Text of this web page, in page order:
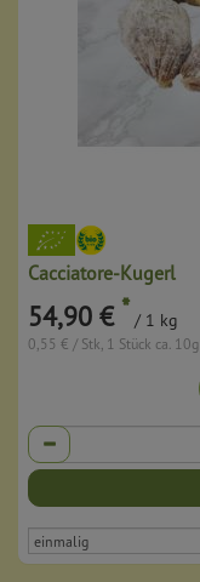
Cacciatore-Kugerl
54,90 € * / 1 kg
0,55 € / Stk, 1 Stück ca. 10g
Anzahl